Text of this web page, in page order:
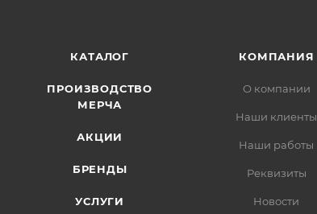
КАТАЛОГ
ПРОИЗВОДСТВО
МЕРЧА
АКЦИИ
БРЕНДЫ
УСЛУГИ
КОМПАНИЯ
О компании
Наши клиенты
Наши работы
Реквизиты
Новости